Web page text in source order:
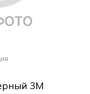
3M